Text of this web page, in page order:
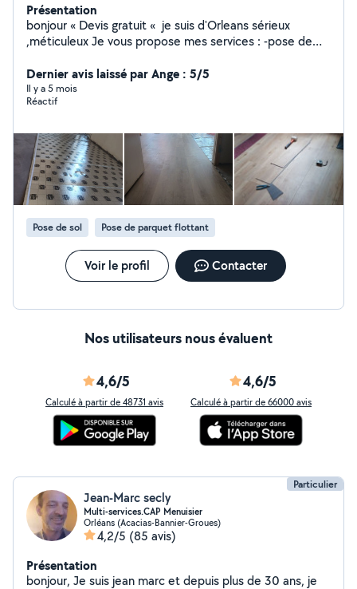
Présentation
bonjour « Devis gratuit « je suis d'Orleans sérieux
,méticuleux Je vous propose mes services : -pose de
/papier peint -placo/bande/ -bricolage en tout genre -
pose du parquet bois et pvc -dépannage en plomberie
Je suis équipé j'ai tout ce qu'il faut comme outils Si vous
bientôt.
Dernier avis laissé par Ange : 5/5
Il y a 5 mois
Réactif
Pose de sol Pose de parquet flottant
Voir le profil Contacter
Nos utilisateurs nous évaluent
4,6/5
Calculé à partir de 48731 avis
4,6/5
Calculé à partir de 66000 avis
Particulier
Jean-Marc secly
Multi-services.CAP Menuisier
Orléans (Acacias-Bannier-Groues)
4,2/5 (85 avis)
Présentation
bonjour, Je suis jean marc et depuis plus de 30 ans, je